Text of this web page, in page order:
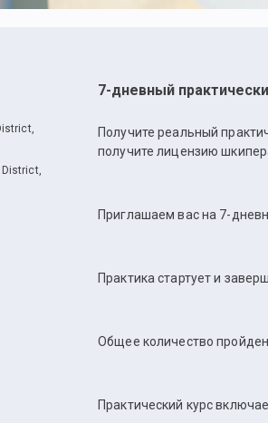
District,
7-дневный
Получите реальный
получите лицензию
Приглашаем вас на 7-
Практика стартует и
Общее количество
Практический курс